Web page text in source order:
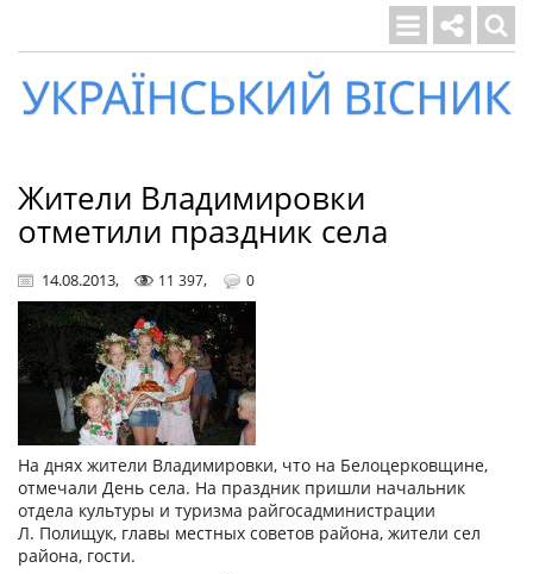
Український
вісник
Жители Владимировки
отметили праздник села
14.08.2013, 11 397, 0
На днях жители Владимировки, что на Белоцерковщине,
отмечали День села. На праздник пришли начальник
отдела культуры и туризма райгосадминистрации
Л. Полищук, главы местных советов района, жители сел
района, гости.